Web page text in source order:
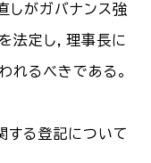
しがガバナンス強
法定し，理事長に
れるべきである。
する登記について